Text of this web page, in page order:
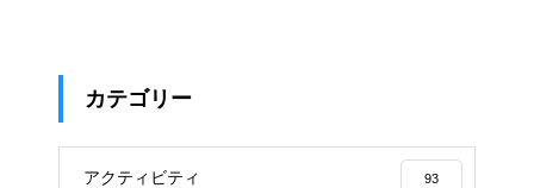
カテゴリー
アクティビティ 93